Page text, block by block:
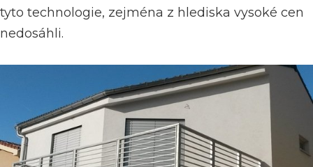
tyto technologie, zejména z hlediska vysoké cen
nedosáhli.